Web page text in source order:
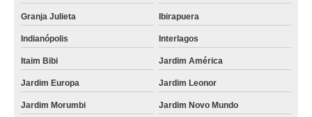
Granja Julieta Ibirapuera
Indianópolis Interlagos
Itaim Bibi Jardim América
Jardim Europa Jardim Leonor
Jardim Morumbi Jardim Novo Mundo